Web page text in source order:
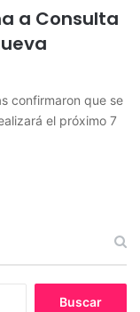
a Consulta
confirmaron que se
el próximo 7